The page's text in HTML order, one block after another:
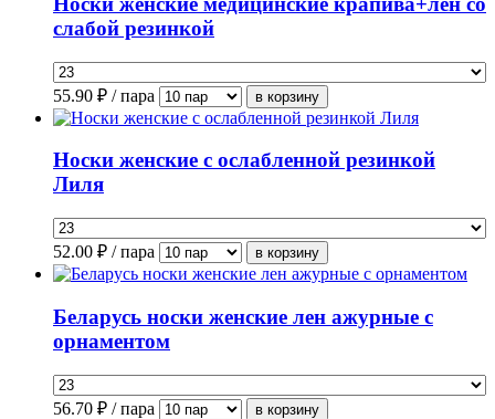
слабой резинкой
55.90 ₽ / пара
Носки женские с ослабленной резинкой
Лиля
52.00 ₽ / пара
Беларусь носки женские лен ажурные с
орнаментом
56.70 ₽ / пара